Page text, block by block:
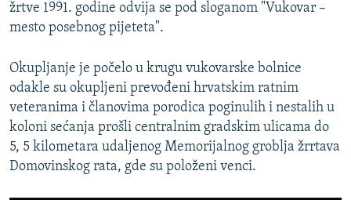
NASTANAK I RASPAD JUGOSLAVIJE
žrtve 1991. godine odvija se pod sloganom "Vukovar –
mesto posebnog pijeteta".
Okupljanje je počelo u krugu vukovarske bolnice
odakle su okupljeni prevođeni hrvatskim ratnim
veteranima i članovima porodica poginulih i nestalih u
koloni sećanja prošli centralnim gradskim ulicama do
5, 5 kilometara udaljenog Memorijalnog groblja žrrtava
Domovinskog rata, gde su položeni venci.